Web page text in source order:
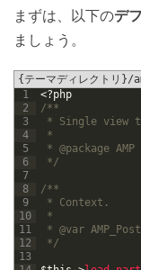
まずは、以下のデ
ましょう。
{テーマディレクトリ
1
2
3
4
5
6
7
8
9
10
11
12
13
<?php
/**
* Single view
*
* @package AMP
*/
/**
* Context.
*
* @var
*/